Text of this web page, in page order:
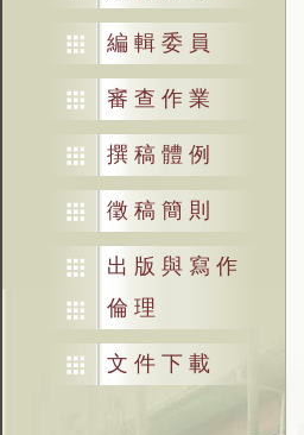
編輯委員
審查作業
撰稿體例
徵稿簡則
出版與寫作
倫理
文件下載